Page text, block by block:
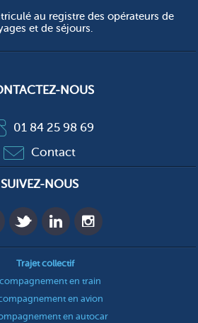
au registre des opérateurs de
et de séjours.
NOUS
01 84 25 98 69
Contact
SUIVEZ-NOUS
Trajet collectif
en train
en avion
en autocar